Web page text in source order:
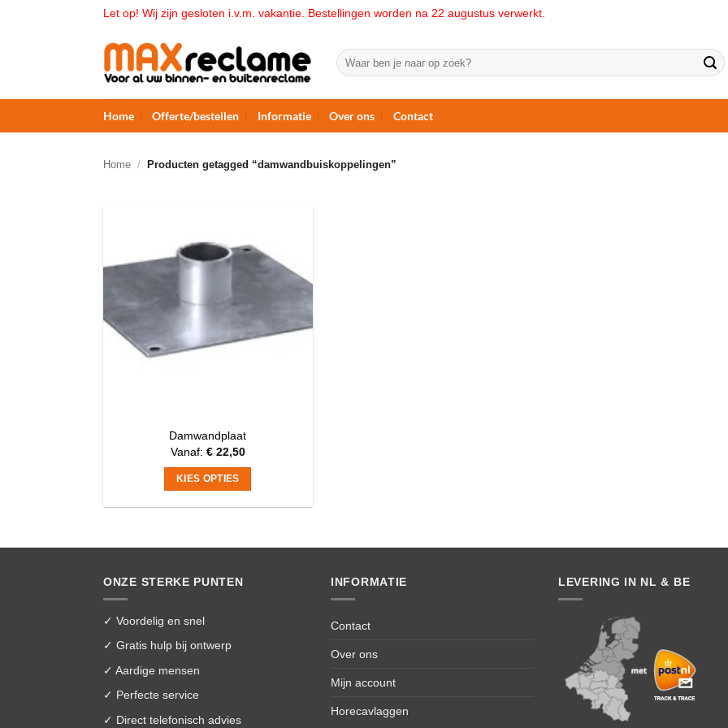
Let op! Wij zijn gesloten i.v.m. vakantie. Bestellingen worden na 22 augustus verwerkt.
Zoeken
naar:
Home Offerte/bestellen Informatie Over ons Contact
Home / Producten getagged “damwandbuiskoppelingen”
Damwandplaat
Vanaf: €22,50
KIES OPTIES
gekozen
productpagina
ONZE STERKE PUNTEN
✓ Voordelig en snel
✓ Gratis hulp bij ontwerp
✓ Aardige mensen
✓ Perfecte service
✓ Direct telefonisch advies
INFORMATIE
Contact
Over ons
Mijn account
Horecavlaggen
LEVERING IN NL & BE